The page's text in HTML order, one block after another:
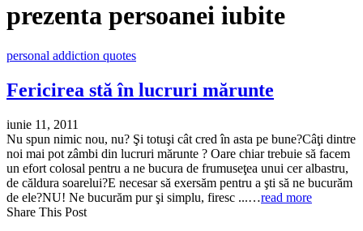
prezenta persoanei iubite
personal addiction quotes
Fericirea stă în lucruri mărunte
iunie 11, 2011
Nu spun nimic nou, nu? Şi totuşi cât cred în asta pe bune?Câţi dintre
noi mai pot zâmbi din lucruri mărunte ? Oare chiar trebuie să facem
un efort colosal pentru a ne bucura de frumuseţea unui cer albastru,
de căldura soarelui?E necesar să exersăm pentru a şti să ne bucurăm
de ele?NU! Ne bucurăm pur şi simplu, firesc ...…read more
Share This Post